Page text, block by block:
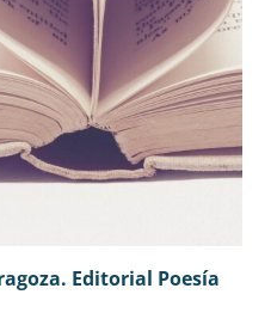
Editorial Poesía